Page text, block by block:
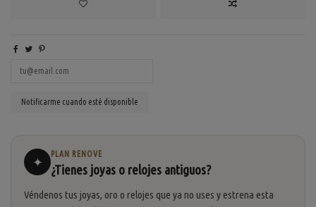
✦
PLAN RENOVE
¿Tienes joyas o relojes antiguos?
Véndenos tus joyas, oro o relojes que ya no uses y estrena esta